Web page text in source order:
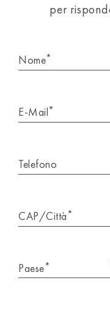
per
Nome*
E-Mail*
Telefono
CAP/Città*
Paese*